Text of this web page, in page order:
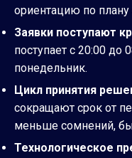
ориентацию по плану
Заявки поступают
поступает с 20:00
понедельник.
Цикл принятия
сокращают срок от
меньше сомнений,
Технологическое